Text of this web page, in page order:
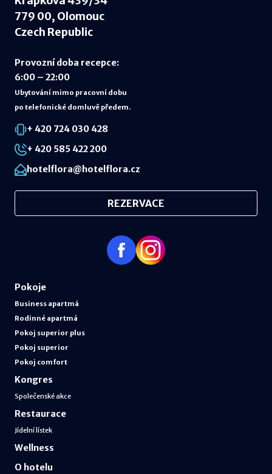
779 00, Olomouc
Czech Republic
Provozní doba recepce:
6:00 – 22:00
Ubytování mimo pracovní dobu
po telefonické domluvě předem.
+ 420 724 030 428
+ 420 585 422 200
hotelflora@hotelflora.cz
REZERVACE
Pokoje
Business apartmá
Rodinné apartmá
Pokoj superior plus
Pokoj superior
Pokoj comfort
Kongres
Společenské akce
Restaurace
Jídelní lístek
Wellness
O hotelu